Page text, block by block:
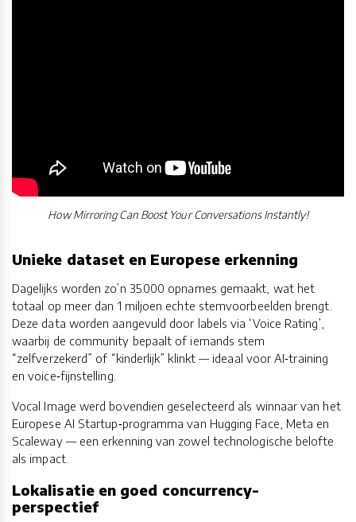
How Mirroring Can Boost Your Conversations Instantly!
Unieke dataset en Europese erkenning
Dagelijks worden zo’n 35.000 opnames gemaakt, wat het
totaal op meer dan 1 miljoen echte stemvoorbeelden brengt.
Deze data worden aangevuld door labels via ‘Voice Rating’,
waarbij de community bepaalt of iemands stem
“zelfverzekerd” of “kinderlijk” klinkt — ideaal voor AI‑training
en voice‑fijnstelling.
Vocal Image werd bovendien geselecteerd als winnaar van het
Europese AI Startup‑programma van Hugging Face, Meta en
Scaleway — een erkenning van zowel technologische belofte
als impact.
Lokalisatie en goed concurrency-
perspectief